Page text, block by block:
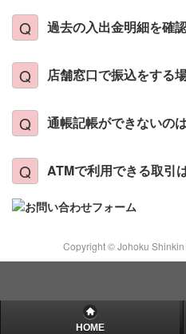
過去の入出金明細を確
店舗窓口で振込をする
通帳記帳ができないの
ATMで利用できる取引
Copyright © Johoku
HOME